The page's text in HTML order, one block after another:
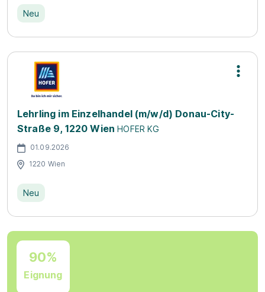
Neu
Lehrling im Einzelhandel (m/w/d) Donau-City-
Straße 9, 1220 Wien HOFER KG
01.09.2026
1220 Wien
Neu
90%
Eignung